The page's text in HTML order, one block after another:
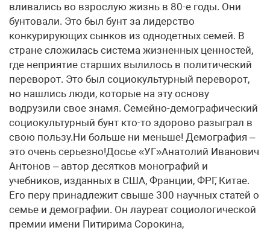
вливались во взрослую жизнь в 80-е годы. Они
бунтовали. Это был бунт за лидерство
конкурирующих сынков из однодетных семей. В
стране сложилась система жизненных ценностей,
где неприятие старших вылилось в политический
переворот. Это был социокультурный переворот,
но нашлись люди, которые на эту основу
водрузили свое знамя. Семейно-демографический
социокультурный бунт кто-то здорово разыграл в
свою пользу.Ни больше ни меньше! Демография –
это очень серьезно!Досье «УГ»Анатолий Иванович
Антонов – автор десятков монографий и
учебников, изданных в США, Франции, ФРГ, Китае.
Его перу принадлежит свыше 300 научных статей о
семье и демографии. Он лауреат социологической
премии имени Питирима Сорокина,